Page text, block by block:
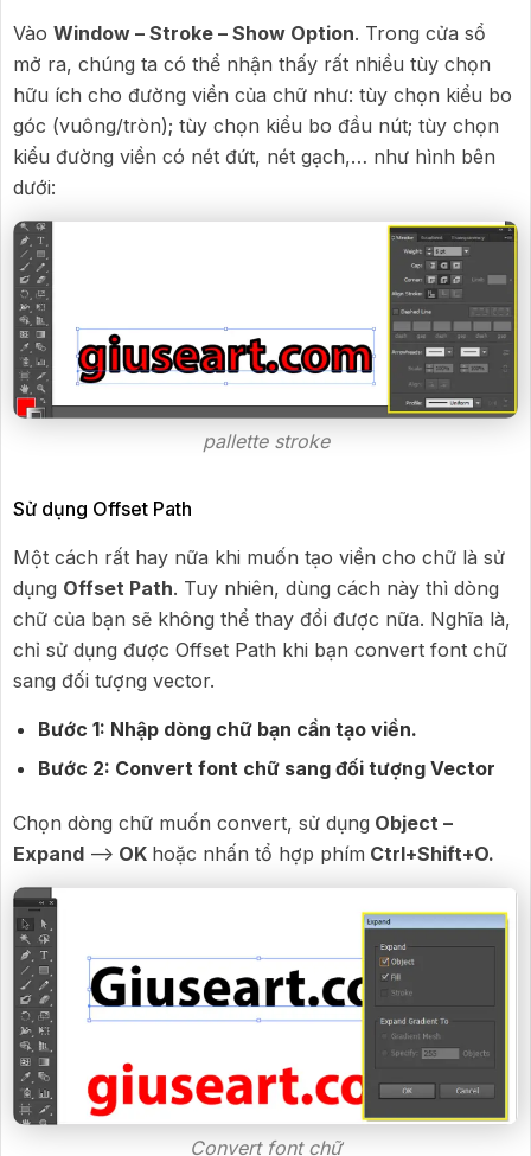
Vào Window – Stroke – Show Option. Trong cửa sổ
mở ra, chúng ta có thể nhận thấy rất nhiều tùy chọn
hữu ích cho đường viền của chữ như: tùy chọn kiểu bo
góc (vuông/tròn); tùy chọn kiểu bo đầu nút; tùy chọn
kiểu đường viền có nét đứt, nét gạch,… như hình bên
dưới:
pallette stroke
Sử dụng Offset Path
Một cách rất hay nữa khi muốn tạo viền cho chữ là sử
dụng Offset Path. Tuy nhiên, dùng cách này thì dòng
chữ của bạn sẽ không thể thay đổi được nữa. Nghĩa là,
chỉ sử dụng được Offset Path khi bạn convert font chữ
sang đối tượng vector.
Bước 1: Nhập dòng chữ bạn cần tạo viền.
Bước 2: Convert font chữ sang đối tượng Vector
Chọn dòng chữ muốn convert, sử dụng Object –
Expand --> OK hoặc nhấn tổ hợp phím Ctrl+Shift+O.
Convert font chữ